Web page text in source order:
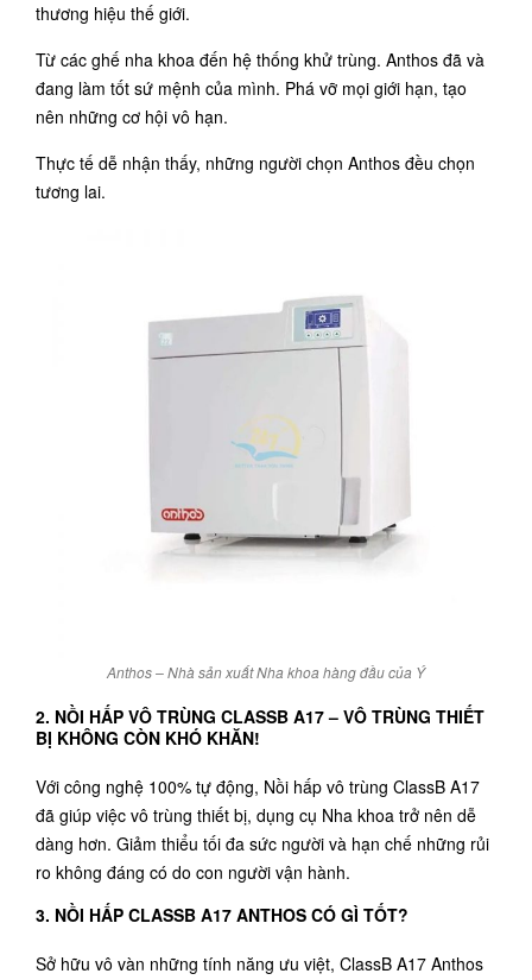
thương hiệu thế giới.
Từ các ghế nha khoa đến hệ thống khử trùng. Anthos đã và
đang làm tốt sứ mệnh của mình. Phá vỡ mọi giới hạn, tạo
nên những cơ hội vô hạn.
Thực tế dễ nhận thấy, những người chọn Anthos đều chọn
tương lai.
Anthos – Nhà sản xuất Nha khoa hàng đầu của Ý
2. NỒI HẤP VÔ TRÙNG CLASSB A17 – VÔ TRÙNG THIẾT
BỊ KHÔNG CÒN KHÓ KHĂN!
Với công nghệ 100% tự động, Nồi hấp vô trùng ClassB A17
đã giúp việc vô trùng thiết bị, dụng cụ Nha khoa trở nên dễ
dàng hơn. Giảm thiểu tối đa sức người và hạn chế những rủi
ro không đáng có do con người vận hành.
3. NỒI HẤP CLASSB A17 ANTHOS CÓ GÌ TỐT?
Sở hữu vô vàn những tính năng ưu việt, ClassB A17 Anthos